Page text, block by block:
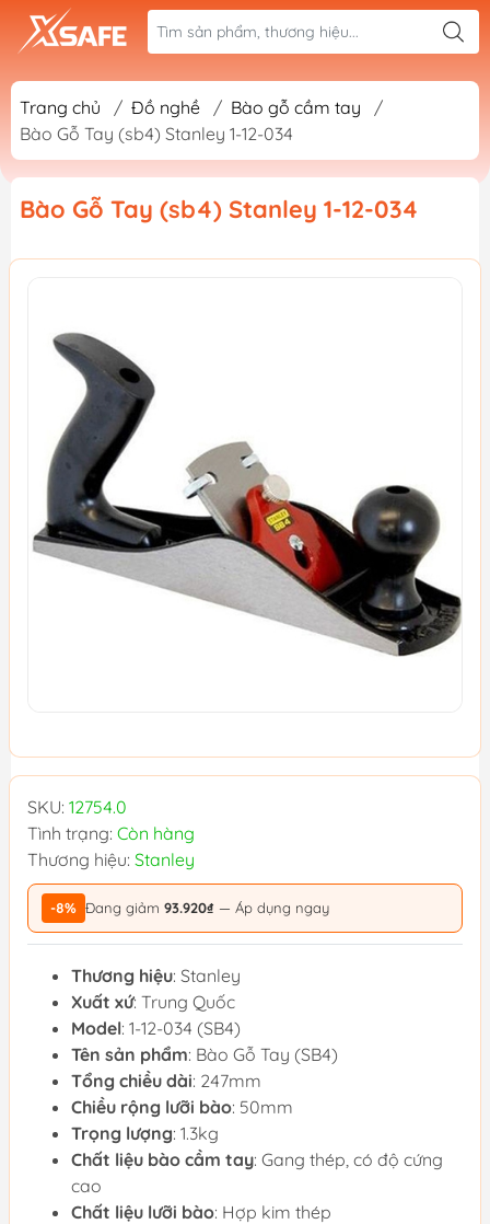
Trang chủ / Đồ nghề / Bào gỗ cầm tay
/
Bào Gỗ Tay (sb4) Stanley 1-12-034
Bào Gỗ Tay (sb4) Stanley 1-12-034
SKU: 12754.0
Tình trạng: Còn hàng
Thương hiệu: Stanley
-8% Đang giảm 93.920₫ — Áp dụng ngay
Thương hiệu: Stanley
Xuất xứ: Trung Quốc
Model: 1-12-034 (SB4)
Tên sản phẩm: Bào Gỗ Tay (SB4)
Tổng chiều dài: 247mm
Chiều rộng lưỡi bào: 50mm
Trọng lượng: 1.3kg
Chất liệu bào cầm tay: Gang thép, có độ cứng
cao
Chất liệu lưỡi bào: Hợp kim thép